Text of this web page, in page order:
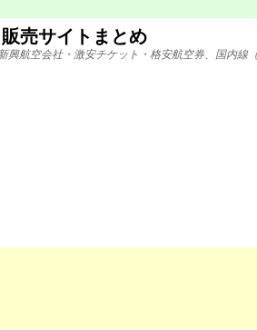
売サイトまとめ
興航空会社・激安チケット・格安航空券、国内線